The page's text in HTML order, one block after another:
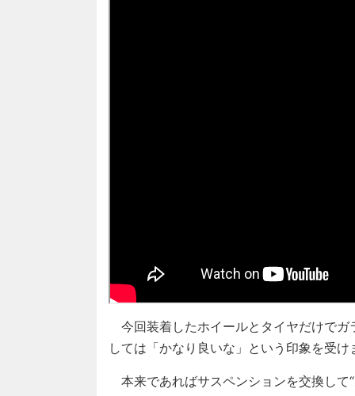
今回装着したホイールとタイヤだけでガ
しては「かなり良いな」という印象を受け
本来であればサスペンションを交換して